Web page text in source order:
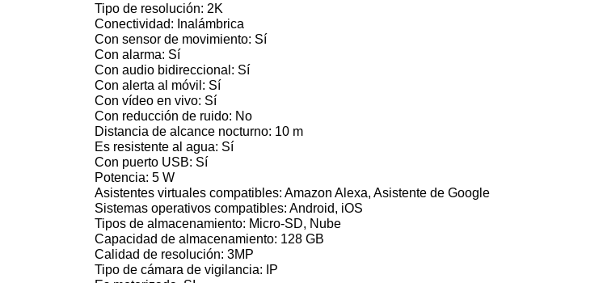
Tipo de resolución: 2K
Conectividad: Inalámbrica
Con sensor de movimiento: Sí
Con alarma: Sí
Con audio bidireccional: Sí
Con alerta al móvil: Sí
Con vídeo en vivo: Sí
Con reducción de ruido: No
Distancia de alcance nocturno: 10 m
Es resistente al agua: Sí
Con puerto USB: Sí
Potencia: 5 W
Asistentes virtuales compatibles: Amazon Alexa, Asistente de Google
Sistemas operativos compatibles: Android, iOS
Tipos de almacenamiento: Micro-SD, Nube
Capacidad de almacenamiento: 128 GB
Calidad de resolución: 3MP
Tipo de cámara de vigilancia: IP